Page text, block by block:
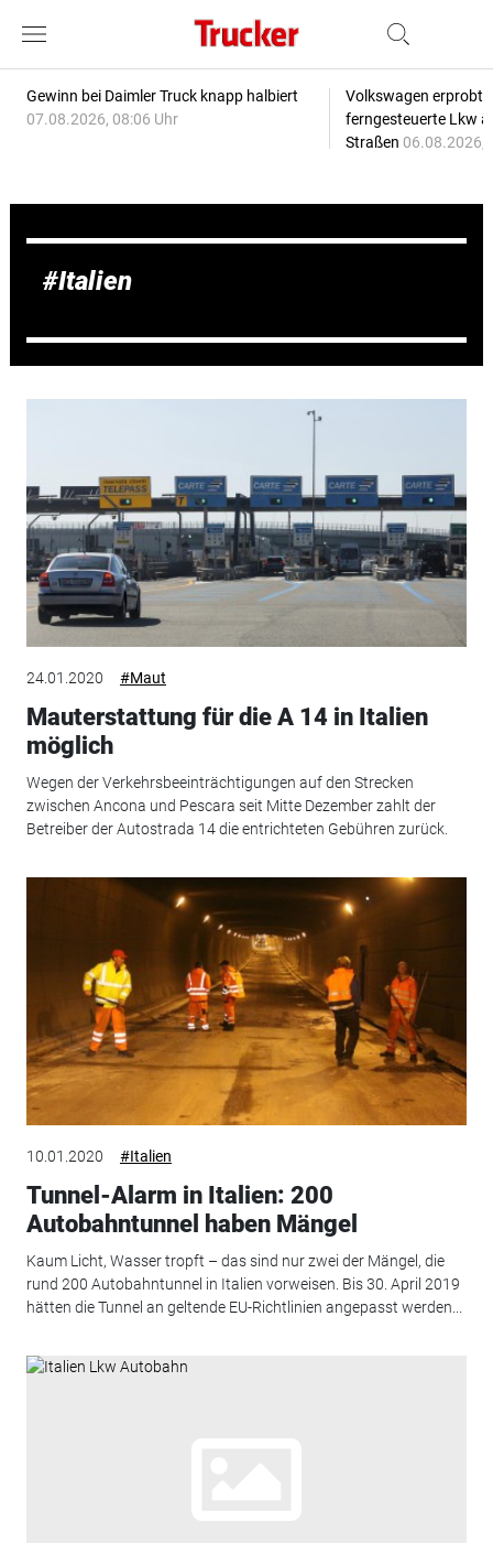
Gewinn bei Daimler Truck knapp halbiert
07.08.2026, 08:06 Uhr
Volkswagen erprobt
ferngesteuerte Lkw
Straßen 06.08.2026,
Italien
24.01.2020 #Maut
Mauterstattung für die A 14 in Italien
möglich
Wegen der Verkehrsbeeinträchtigungen auf den Strecken
zwischen Ancona und Pescara seit Mitte Dezember zahlt der
Betreiber der Autostrada 14 die entrichteten Gebühren zurück.
10.01.2020 #Italien
Tunnel-Alarm in Italien: 200
Autobahntunnel haben Mängel
Kaum Licht, Wasser tropft – das sind nur zwei der Mängel, die
rund 200 Autobahntunnel in Italien vorweisen. Bis 30. April 2019
hätten die Tunnel an geltende EU-Richtlinien angepasst werden...